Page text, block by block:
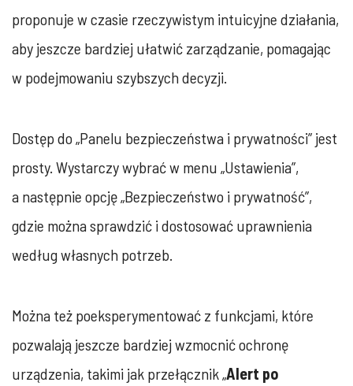
proponuje w czasie rzeczywistym intuicyjne działania,
aby jeszcze bardziej ułatwić zarządzanie, pomagając
w podejmowaniu szybszych decyzji.
Dostęp do „Panelu bezpieczeństwa i prywatności” jest
prosty. Wystarczy wybrać w menu „Ustawienia”,
a następnie opcję „Bezpieczeństwo i prywatność”,
gdzie można sprawdzić i dostosować uprawnienia
według własnych potrzeb.
Można też poeksperymentować z funkcjami, które
pozwalają jeszcze bardziej wzmocnić ochronę
urządzenia, takimi jak przełącznik „Alert po